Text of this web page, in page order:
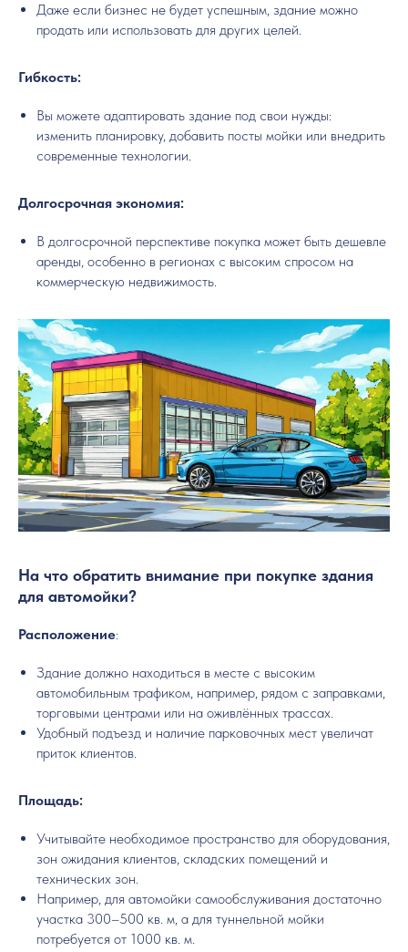
Даже если бизнес не будет успешным, здание можно
продать или использовать для других целей.
Гибкость:
Вы можете адаптировать здание под свои нужды:
изменить планировку, добавить посты мойки или внедрить
современные технологии.
Долгосрочная экономия:
В долгосрочной перспективе покупка может быть дешевле
аренды, особенно в регионах с высоким спросом на
коммерческую недвижимость.
На что обратить внимание при покупке здания
для автомойки?
Расположение:
Здание должно находиться в месте с высоким
автомобильным трафиком, например, рядом с заправками,
торговыми центрами или на оживлённых трассах.
Удобный подъезд и наличие парковочных мест увеличат
приток клиентов.
Площадь:
Учитывайте необходимое пространство для оборудования,
зон ожидания клиентов, складских помещений и
технических зон.
Например, для автомойки самообслуживания достаточно
участка 300–500 кв. м, а для туннельной мойки
потребуется от 1000 кв. м.